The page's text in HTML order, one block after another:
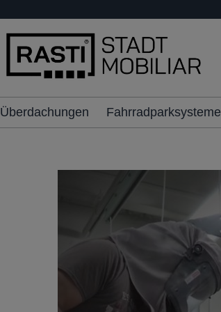
springen
Überdachungen Fahrradparksysteme